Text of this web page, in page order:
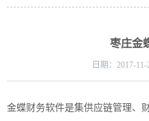
枣庄金
日期： 2017-11-
金蝶财务软件是集供应链管理、